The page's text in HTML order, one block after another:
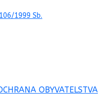
1999 Sb.
OBYVATELSTVA